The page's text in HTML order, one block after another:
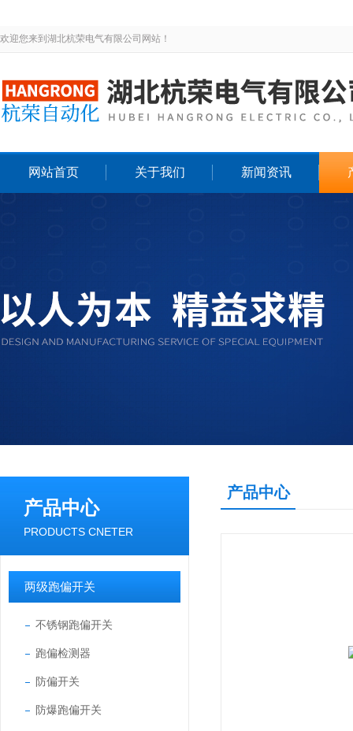
欢迎您来到湖北杭荣电气有限公司网站！
网站首页 关于我们 新闻资讯
产品中心
PRODUCTS CNETER
两级跑偏开关
不锈钢跑偏开关
跑偏检测器
防偏开关
防爆跑偏开关
产品中心